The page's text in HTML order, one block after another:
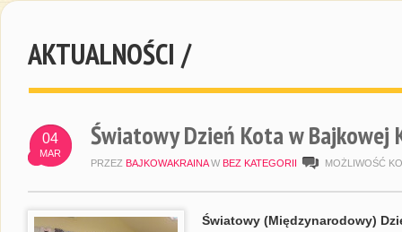
AKTUALNOŚCI /
04
MAR
Światowy Dzień Kota w Bajkowej
PRZEZ BAJKOWAKRAINA W BEZ KATEGORII MOŻLIWOŚĆ
Światowy (Międzynarodowy)